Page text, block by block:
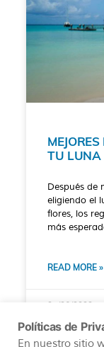
TU LUNA
Después de
eligiendo el
flores, los
más
READ MORE »
07/06/2022
Políticas de
En nuestro sitio